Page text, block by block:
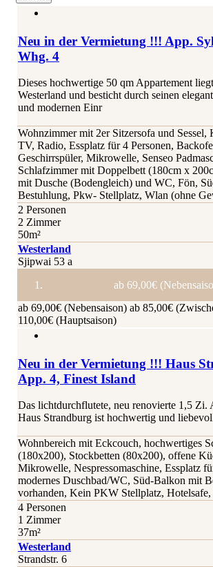
Neu in der Vermietung !!! App.
Whg. 4
Dieses hochwertige 50 qm Appartement
Westerland und besticht durch seinen
und modernen Einr
Wohnzimmer mit 2er Sitzersofa und Sessel,
TV, Radio, Essplatz für 4 Personen,
Geschirrspüler, Mikrowelle, Senseo
Schlafzimmer mit Doppelbett (180cm x
mit Dusche (Bodengleich) und WC, Fön,
Bestuhlung, Pkw- Stellplatz, Wlan (ohne
2 Personen
2 Zimmer
50m²
Westerland
Sjipwai 53 a
ab 69,00€
ab 69,00€ (Nebensaison) ab 85,00€
110,00€ (Hauptsaison)
Neu in der Vermietung !!! Haus
App. 4, Finest Island
Das lichtdurchflutete, neu renovierte 1,5 Zi.
Haus Strandburg ist hochwertig und
Wohnbereich mit Eckcouch, hochwertiges
(180x200), Stockbetten (80x200), offene
Mikrowelle, Nespressomaschine, Essplatz
modernes Duschbad/WC, Süd-Balkon mit
vorhanden, Kein PKW Stellplatz,
4 Personen
1 Zimmer
37m²
Westerland
Strandstr. 6